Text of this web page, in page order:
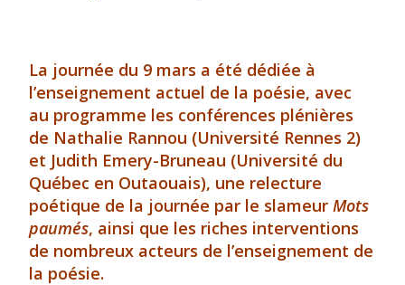
La journée du 9 mars a été dédiée à
l’enseignement actuel de la poésie, avec
au programme les conférences plénières
de Nathalie Rannou (Université Rennes 2)
et Judith Emery-Bruneau (Université du
Québec en Outaouais), une relecture
poétique de la journée par le slameurMots
paumés, ainsi que les riches interventions
de nombreux acteurs de l’enseignement de
la poésie.